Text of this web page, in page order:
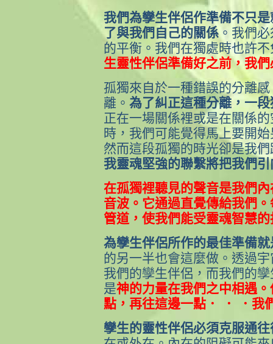
我們為孿生伴侶作準備不只
了與我們自己的關係。我們
的平衡。我們在獨處時也許
生靈性伴侶準備好之前，我
孤獨來自於一種錯誤的分離
離。 為了糾正這種分離，一
正在一場關係裡或是在關係
時，我們可能覺得馬上要開
然而這段孤獨的時光卻是我
我靈魂堅強的聯繫將把我們
在孤獨裡聽見的聲音是我們
音波。它通過直覺傳給我們
管道，使我們能受靈魂智慧
為孿生伴侶所作的最佳準備
的另一半也會這麼做。透過
我們的孿生伴侶，而我們的
是神的力量在我們之中相遇
點，再往這邊一點． ． ．我
孿生的靈性伴侶必須克服通